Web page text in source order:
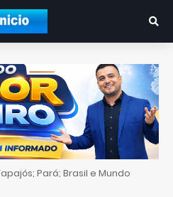
Pará; Brasil e Mundo